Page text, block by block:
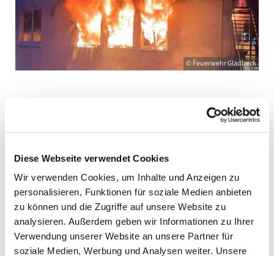
Diese Webseite verwendet Cookies
Wir verwenden Cookies, um Inhalte und Anzeigen zu
personalisieren, Funktionen für soziale Medien anbieten
zu können und die Zugriffe auf unsere Website zu
analysieren. Außerdem geben wir Informationen zu Ihrer
Verwendung unserer Website an unsere Partner für
soziale Medien, Werbung und Analysen weiter. Unsere
© Feuerwehr Gladbeck
Brand in Gemeindehaus - Ursache geklärt
Ein Brand im evangelischen Gemeindehaus an der
erheblichen Schaden verursacht. Am frühen Morgen
Beim Eintreffen der Feuerwehr standen Teile des
Erdgeschosses bereits in Flammen, aus mehreren
Fenstern schlugen Rauch und Feuer.
Dank des schnellen Eingreifens der Einsatzkräfte
konnte eine Ausbreitung auf weitere Gebäudeteile